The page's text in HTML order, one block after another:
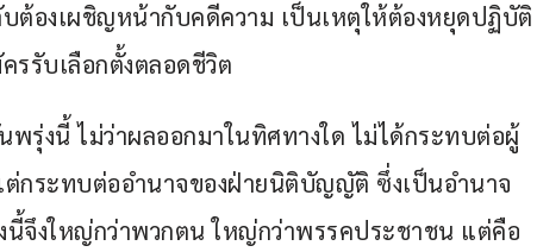
ต้องเผชิญหน้ากับคดีความ เป็นเหตุให้ต้องหยุดปฏิบัติ
รรับเลือกตั้งตลอดชีวิต
รุ่งนี้ ไม่ว่าผลออกมาในทิศทางใด ไม่ได้กระทบต่อผู้
กระทบต่ออำนาจของฝ่ายนิติบัญญัติ ซึ่งเป็นอำนาจ
นี้จึงใหญ่กว่าพวกตน ใหญ่กว่าพรรคประชาชน แต่คือ